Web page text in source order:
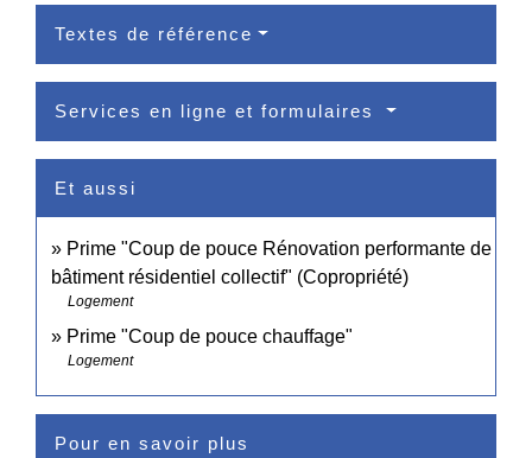
Textes de référence
Services en ligne et formulaires
Et aussi
Prime "Coup de pouce Rénovation performante de
bâtiment résidentiel collectif" (Copropriété)
Logement
Prime "Coup de pouce chauffage"
Logement
Pour en savoir plus